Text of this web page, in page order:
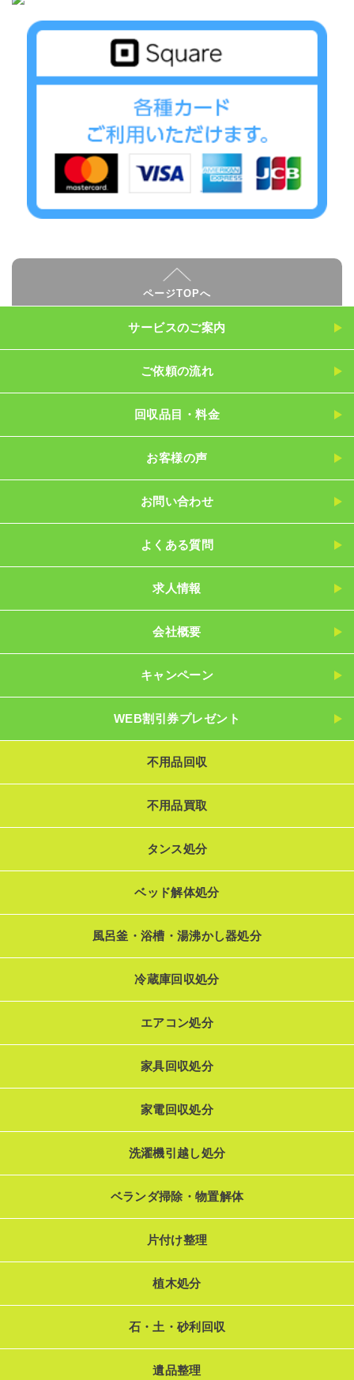
ページTOPへ
サービスのご案内
ご依頼の流れ
回収品目・料金
お客様の声
お問い合わせ
よくある質問
求人情報
会社概要
キャンペーン
WEB割引券プレゼント
不用品回収
不用品買取
タンス処分
ベッド解体処分
風呂釜・浴槽・湯沸かし器処分
冷蔵庫回収処分
エアコン処分
家具回収処分
家電回収処分
洗濯機引越し処分
ベランダ掃除・物置解体
片付け整理
植木処分
石・土・砂利回収
遺品整理